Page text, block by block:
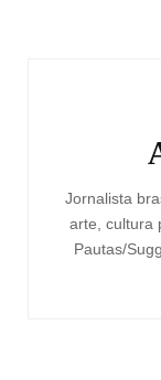
Jornalista
arte, cultura
Pautas/